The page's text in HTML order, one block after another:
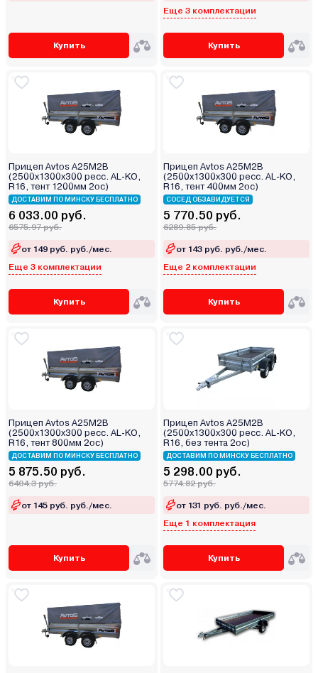
Купить
Еще 3 комплектации
Купить
Прицеп Avtos А25М2В
(2500х1300х300 ресс. AL-KO,
R16, тент 1200мм 2ос)
ДОСТАВИМ ПО МИНСКУ БЕСПЛАТНО
6 033.00 руб.
6575.97 руб.
от 149 руб. руб./мес.
Еще 3 комплектации
Купить
Прицеп Avtos А25М2В
(2500х1300х300 ресс. AL-KO,
R16, тент 400мм 2ос)
СОСЕД ОБЗАВИДУЕТСЯ
5 770.50 руб.
6289.85 руб.
от 143 руб. руб./мес.
Еще 2 комплектации
Купить
Прицеп Avtos А25М2В
(2500х1300х300 ресс. AL-KO,
R16, тент 800мм 2ос)
ДОСТАВИМ ПО МИНСКУ БЕСПЛАТНО
5 875.50 руб.
6404.3 руб.
от 145 руб. руб./мес.
Купить
Прицеп Avtos А25М2В
(2500х1300х300 ресс. AL-KO,
R16, без тента 2ос)
ДОСТАВИМ ПО МИНСКУ БЕСПЛАТНО
5 298.00 руб.
5774.82 руб.
от 131 руб. руб./мес.
Еще 1 комплектация
Купить